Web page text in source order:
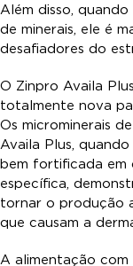
Além disso,
de minerais, ele é
desafiadores do
O Zinpro Availa
totalmente nova
Os microminerais
Availa Plus,
bem fortificada em
específica,
tornar o produção
que causam a
A alimentação com